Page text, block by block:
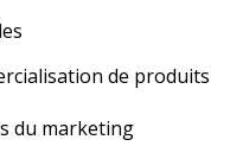
de produits
du marketing